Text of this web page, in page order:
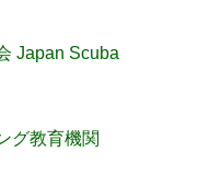
Japan Scuba
グ教育機関